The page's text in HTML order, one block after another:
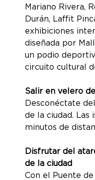
Mariano Rivera,
Durán, Laffit
exhibiciones
diseñada por
un podio
circuito cultural
Salir en velero
Desconéctate
de la ciudad. Las
minutos de
Disfrutar del
de la ciudad
Con el Puente